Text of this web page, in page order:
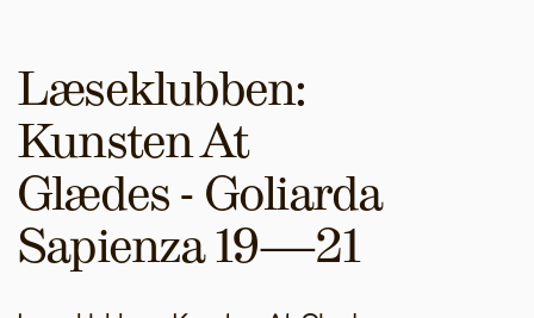
Læseklubben:
Kunsten At
Glædes - Goliarda
Sapienza 19—21